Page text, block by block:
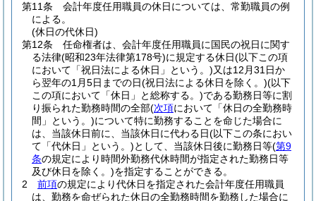
第11条
会計年度任用職員の休日については、常勤職員の例
による。
(休日の代休日)
第12条
任命権者は、会計年度任用職員に国民の祝日に関す
る法律(昭和23年法律第178号)に規定する休日(以下この項
において「祝日法による休日」という。)又は12月31日か
ら翌年の1月5日までの日(祝日法による休日を除く。)(以下
この項において「休日」と総称する。)である勤務日等に割
り振られた勤務時間の全部(次項において「休日の全勤務時
間」という。)について特に勤務することを命じた場合に
は、当該休日前に、当該休日に代わる日(以下この条におい
て「代休日」という。)として、当該休日後に勤務日等(第9
条の規定により時間外勤務代休時間が指定された勤務日等
及び休日を除く。)を指定することができる。
2
前項の規定により代休日を指定された会計年度任用職員
は、勤務を命ぜられた休日の全勤務時間を勤務した場合に